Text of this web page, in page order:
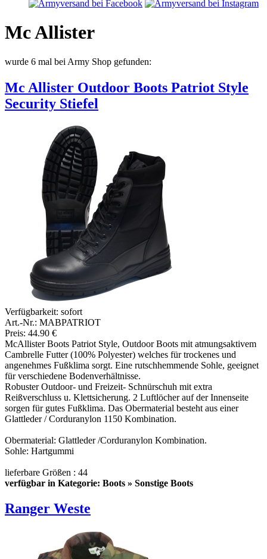
Mc Allister
wurde 6 mal bei Army Shop gefunden:
Mc Allister Outdoor Boots Patriot Style
Security Stiefel
Verfügbarkeit: sofort
Art.-Nr.: MABPATRIOT
Preis: 44.90 €
McAllister Boots Patriot Style, Outdoor Boots mit atmungsaktivem
Cambrelle Futter (100% Polyester) welches für trockenes und
angenehmes Fußklima sorgt. Eine rutschhemmende Sohle, geeignet
für verschiedene Bodenverhältnisse.
Robuster Outdoor- und Freizeit- Schnürschuh mit extra
Reißverschluss u. Klettsicherung. 2 Luftlöcher auf der Innenseite
sorgen für gutes Fußklima. Das Obermaterial besteht aus einer
Glattleder / Corduranylon 1150 Kombination.
Obermaterial: Glattleder /Corduranylon Kombination.
Sohle: Hartgummi
lieferbare Größen : 44
verfügbar in Kategorie: Boots » Sonstige Boots
Ranger Weste